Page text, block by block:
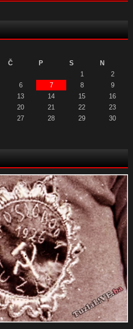
Č P S
N
1
2
6 7 8
9
13 14 15
16
20 21 22
23
27 28 29
30